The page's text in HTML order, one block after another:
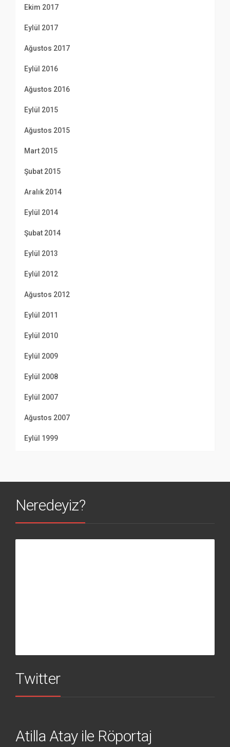
Ekim 2017
Eylül 2017
Ağustos 2017
Eylül 2016
Ağustos 2016
Eylül 2015
Ağustos 2015
Mart 2015
Şubat 2015
Aralık 2014
Eylül 2014
Şubat 2014
Eylül 2013
Eylül 2012
Ağustos 2012
Eylül 2011
Eylül 2010
Eylül 2009
Eylül 2008
Eylül 2007
Ağustos 2007
Eylül 1999
Neredeyiz?
Twitter
Atilla Atay ile Röportaj